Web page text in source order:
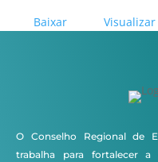
Baixar Visualizar
O Conselho Regional de
trabalha para fortalecer